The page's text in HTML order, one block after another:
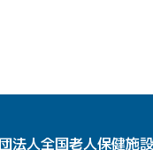
法人全国老人保健施